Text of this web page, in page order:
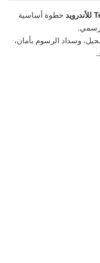
خطوة أساسية
رسمي.
وسداد الرسوم بأمان،